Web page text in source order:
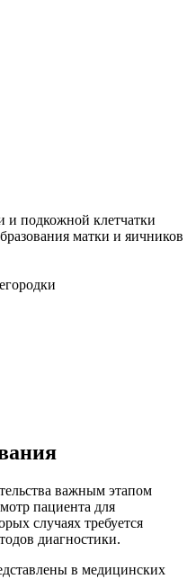
и подкожной клетчатки
матки и яичников
важным этапом
пациента для
случаях требуется
диагностики.
в медицинских